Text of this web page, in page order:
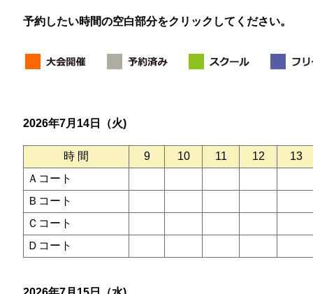
予約したい時間の空白部分をクリックしてください。
2026年7月14日（火)
時 間 9 10 11 12
13
Ａコート
Ｂコート
Ｃコート
Ｄコート